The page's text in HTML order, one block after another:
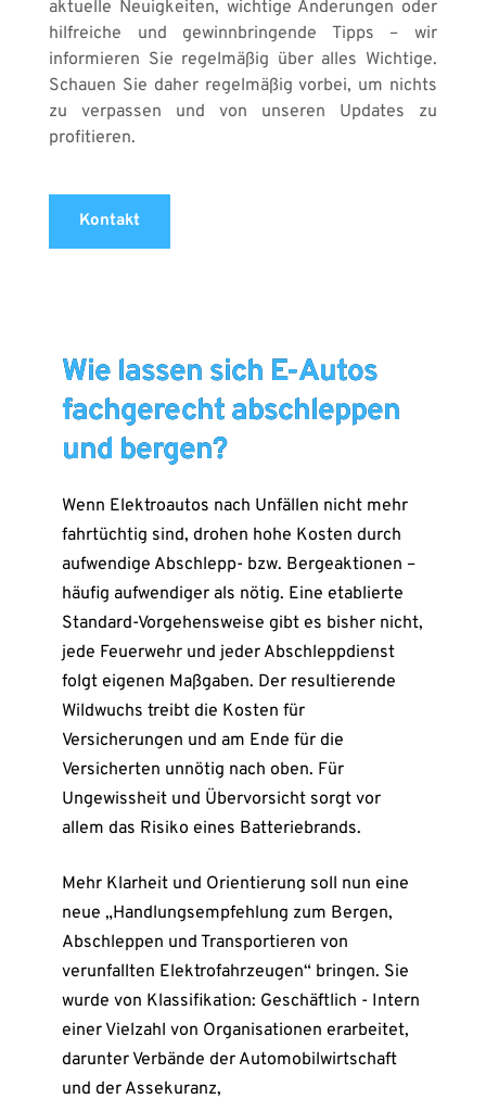
aktuelle Neuigkeiten, wichtige Änderungen oder
hilfreiche und gewinnbringende Tipps – wir
informieren Sie regelmäßig über alles Wichtige.
Schauen Sie daher regelmäßig vorbei, um nichts
zu verpassen und von unseren Updates zu
profitieren.
Kontakt
Wie lassen sich E-Autos
fachgerecht abschleppen
und bergen?
Wenn Elektroautos nach Unfällen nicht mehr
fahrtüchtig sind, drohen hohe Kosten durch
aufwendige Abschlepp- bzw. Bergeaktionen –
häufig aufwendiger als nötig. Eine etablierte
Standard-Vorgehensweise gibt es bisher nicht,
jede Feuerwehr und jeder Abschleppdienst
folgt eigenen Maßgaben. Der resultierende
Wildwuchs treibt die Kosten für
Versicherungen und am Ende für die
Versicherten unnötig nach oben. Für
Ungewissheit und Übervorsicht sorgt vor
allem das Risiko eines Batteriebrands.
Mehr Klarheit und Orientierung soll nun eine
neue „Handlungsempfehlung zum Bergen,
Abschleppen und Transportieren von
verunfallten Elektrofahrzeugen“ bringen. Sie
wurde von Klassifikation: Geschäftlich - Intern
einer Vielzahl von Organisationen erarbeitet,
darunter Verbände der Automobilwirtschaft
und der Assekuranz,